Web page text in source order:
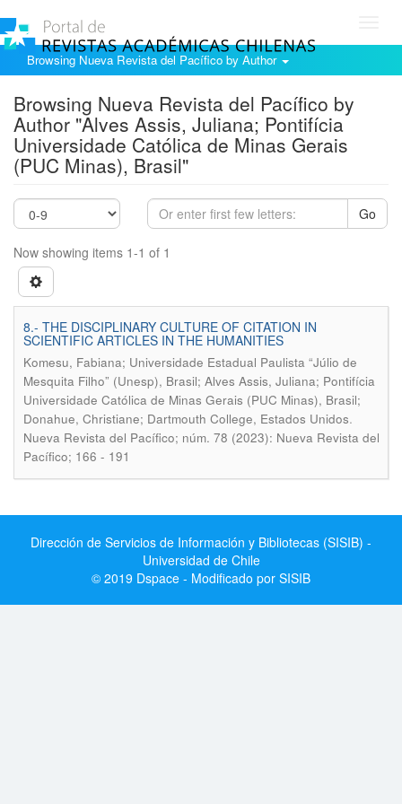
Browsing Nueva Revista del Pacífico by Author
Browsing Nueva Revista del Pacífico by
Author "Alves Assis, Juliana; Pontifícia
Universidade Católica de Minas Gerais
(PUC Minas), Brasil"
Go
Now showing items 1-1 of 1
8.- THE DISCIPLINARY CULTURE OF CITATION IN
SCIENTIFIC ARTICLES IN THE HUMANITIES
Komesu, Fabiana; Universidade Estadual Paulista “Júlio de
Mesquita Filho” (Unesp), Brasil; Alves Assis, Juliana; Pontifícia
Universidade Católica de Minas Gerais (PUC Minas), Brasil;
Donahue, Christiane; Dartmouth College, Estados Unidos.
Nueva Revista del Pacífico; núm. 78 (2023): Nueva Revista del
Pacífico; 166 - 191
Dirección de Servicios de Información y Bibliotecas (SISIB) -
Universidad de Chile
© 2019 Dspace - Modificado por SISIB